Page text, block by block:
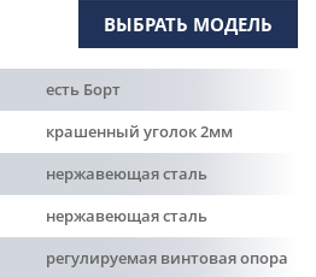
ВЫБРАТЬ МОДЕЛЬ
есть Борт
крашенный уголок 2мм
нержавеющая сталь
нержавеющая сталь
регулируемая винтовая опора